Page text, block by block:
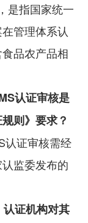
是指国家统一
管理体系认
品农产品相
认证审核是
则》要求？
认证审核需经
监委发布的
证机构对其